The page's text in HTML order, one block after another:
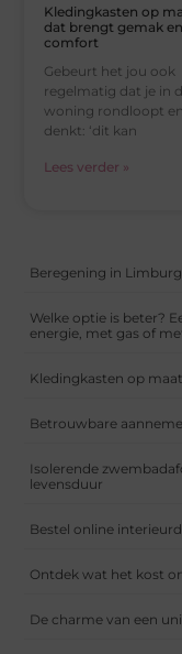
Kledingkasten op
dat brengt gemak en
comfort
Gebeurt het jou ook
regelmatig dat je in
woning rondloopt en
denkt: ‘dit kan
Lees verder »
Beregening in
Welke optie is beter?
energie, met gas of
Kledingkasten op
Betrouwbare
Isolerende
levensduur
Bestel online
Ontdek wat het kost
De charme van een